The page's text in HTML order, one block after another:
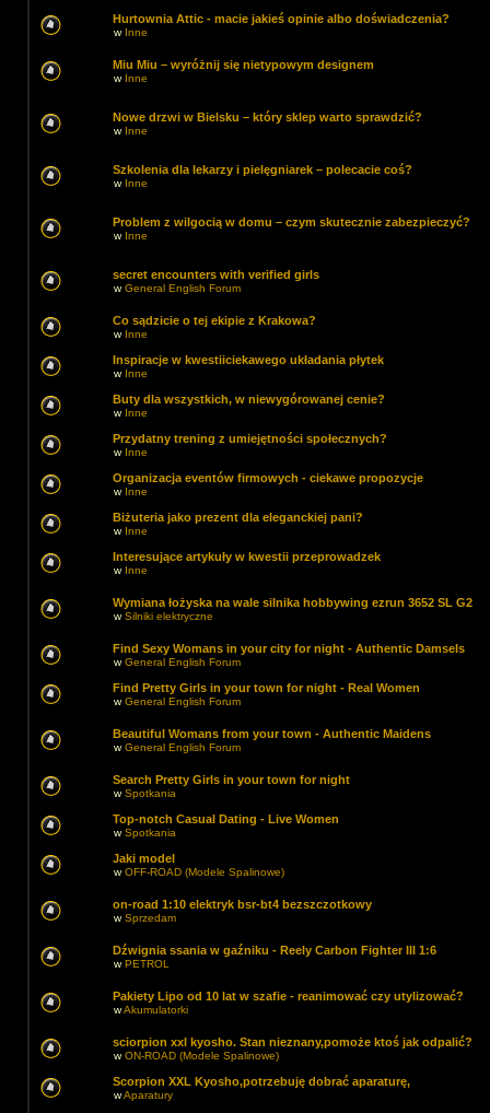
Hurtownia Attic - macie jakieś opinie albo doświadczenia?
w Inne
Miu Miu – wyróżnij się nietypowym designem
w Inne
Nowe drzwi w Bielsku – który sklep warto sprawdzić?
w Inne
Szkolenia dla lekarzy i pielęgniarek – polecacie coś?
w Inne
Problem z wilgocią w domu – czym skutecznie zabezpieczyć?
w Inne
secret encounters with verified girls
wGeneral English Forum
Co sądzicie o tej ekipie z Krakowa?
w Inne
Inspiracje w kwestiiciekawego układania płytek
w Inne
Buty dla wszystkich, w niewygórowanej cenie?
w Inne
Przydatny trening z umiejętności społecznych?
w Inne
Organizacja eventów firmowych - ciekawe propozycje
w Inne
Biżuteria jako prezent dla eleganckiej pani?
w Inne
Interesujące artykuły w kwestii przeprowadzek
w Inne
Wymiana łożyska na wale silnika hobbywing ezrun 3652 SL G2
wSilniki elektryczne
Find Sexy Womans in your city for night - Authentic Damsels
wGeneral English Forum
Find Pretty Girls in your town for night - Real Women
wGeneral English Forum
Beautiful Womans from your town - Authentic Maidens
wGeneral English Forum
Search Pretty Girls in your town for night
wSpotkania
Top-notch Сasual Dating - Live Women
wSpotkania
Jaki model
wOFF-ROAD (Modele Spalinowe)
on-road 1:10 elektryk bsr-bt4 bezszczotkowy
wSprzedam
Dźwignia ssania w gaźniku - Reely Carbon Fighter III 1:6
wPETROL
Pakiety Lipo od 10 lat w szafie - reanimować czy utylizować?
wAkumulatorki
sciorpion xxl kyosho. Stan nieznany,pomoże ktoś jak odpalić?
wON-ROAD (Modele Spalinowe)
Scorpion XXL Kyosho,potrzebuję dobrać aparaturę,
wAparatury